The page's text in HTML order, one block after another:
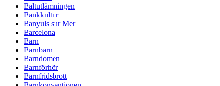
Baltutlämningen
Bankkultur
Banyuls sur Mer
Barcelona
Barn
Barnbarn
Barndomen
Barnförhör
Barnfridsbrott